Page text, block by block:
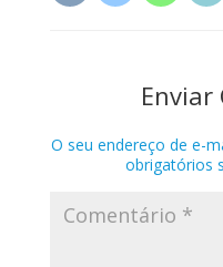
O seu endereço de e-
obrigatórios